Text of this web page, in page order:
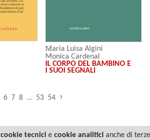
Maria Luisa Algini
Monica Cardenal
Maria Concetta Scavo
Daniela Montelatici Prawitz
Anna Maria Lanza
IL CORPO DEL BAMBINO E
I SUOI SEGNALI
6 7 8 ... 53 54 ›
cookie tecnicie cookie analiticianche di terze